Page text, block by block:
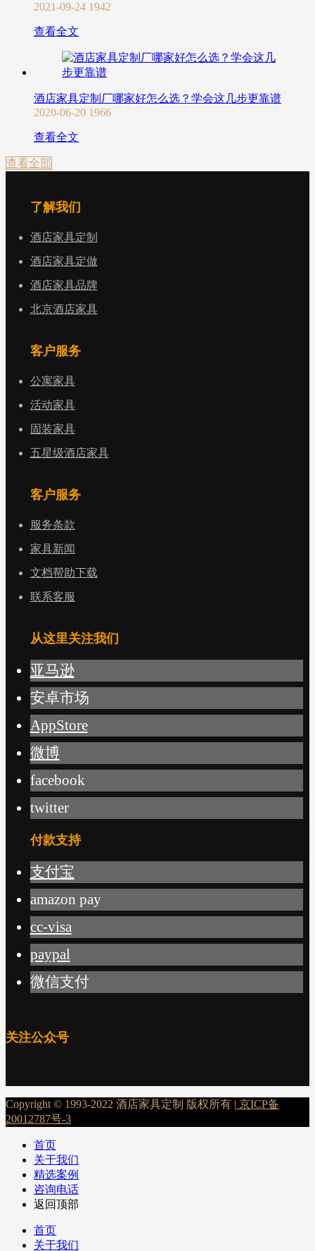
2021-09-24 1942
查看全文
酒店家具定制厂哪家好怎么选？学会这几步更靠谱
2020-06-20 1966
查看全文
查看全部
了解我们
酒店家具定制
酒店家具定做
酒店家具品牌
北京酒店家具
客户服务
公寓家具
活动家具
固装家具
五星级酒店家具
客户服务
服务条款
家具新闻
文档帮助下载
联系客服
从这里关注我们
亚马逊
安卓市场
AppStore
微博
facebook
twitter
付款支持
支付宝
amazon pay
cc-visa
paypal
微信支付
关注公众号
Copyright © 1993-2022 酒店家具定制 版权所有 | 京ICP备
20012787号-3
首页
关于我们
精选案例
咨询电话
返回顶部
首页
关于我们